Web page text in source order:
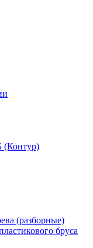
(Контур)
(разборные)
бруса